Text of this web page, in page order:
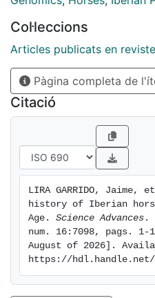
Pleistocene, while
from the Pontic-Caspian
~1850 BCE. Admixture
practices involving
least ~350 BCE, with IBE
Patterns of genetic
influence of Iberian
north Africa during the
continued impact
Col·leccions
Articles publicats en
Pàgina completa de
Citació
LIRA GARRIDO, Jaime,
history of Iberian
Age. Science Advances .
num. 16:7098, pags.
August of 2026].
https://hdl.handle.net/